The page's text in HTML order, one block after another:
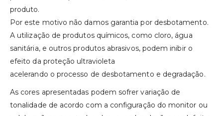
produto.
Por este motivo não damos garantia por desbotamento.
A utilização de produtos químicos, como cloro, água
sanitária, e outros produtos abrasivos, podem inibir o
efeito da proteção ultravioleta
acelerando o processo de desbotamento e degradação.
As cores apresentadas podem sofrer variação de
tonalidade de acordo com a configuração do monitor ou